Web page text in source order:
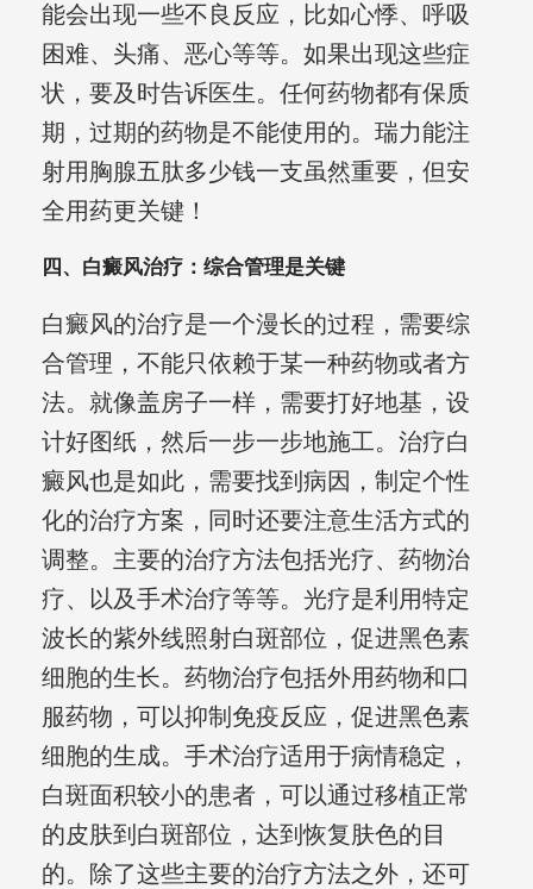
能会出现一些不良反应，比如心悸、呼吸
困难、头痛、恶心等等。如果出现这些症
状，要及时告诉医生。任何药物都有保质
期，过期的药物是不能使用的。瑞力能注
射用胸腺五肽多少钱一支虽然重要，但安
全用药更关键！
四、白癜风治疗：综合管理是关键
白癜风的治疗是一个漫长的过程，需要综
合管理，不能只依赖于某一种药物或者方
法。就像盖房子一样，需要打好地基，设
计好图纸，然后一步一步地施工。治疗白
癜风也是如此，需要找到病因，制定个性
化的治疗方案，同时还要注意生活方式的
调整。主要的治疗方法包括光疗、药物治
疗、以及手术治疗等等。光疗是利用特定
波长的紫外线照射白斑部位，促进黑色素
细胞的生长。药物治疗包括外用药物和口
服药物，可以抑制免疫反应，促进黑色素
细胞的生成。手术治疗适用于病情稳定，
白斑面积较小的患者，可以通过移植正常
的皮肤到白斑部位，达到恢复肤色的目
的。除了这些主要的治疗方法之外，还可